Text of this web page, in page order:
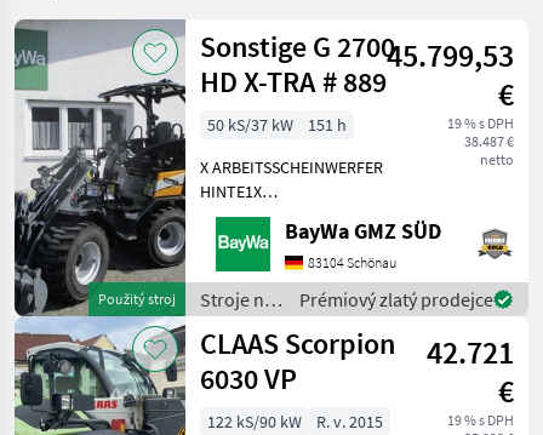
Zobrazit
37
MARKETPLACE
Marketplace
Nabídky
prodejců
Inzeráty
Použitý stroj
Sonstige G 2700
HD X-TRA # 889
45.799,53
€
19 % s DPH
38.487 €
netto
50 kS/37 kW
151 h
X ARBEITSSCHEINWERFER
HINTE1X
ARBEITSSCHEINWERFER
VORNE1X
HECKGEWICHTSPLATTE 62
KG1X
HYDRAULIKKREISLAUF
DPPPEL31X15.50-15
SKIDDATENBESCHEINIGUNG
BRD 20 KMDRUCKFREIER
BayWa GMZ SÜD
83104 Schönau
Stroje na
stavbu /
Sonstige
Prémiový zlatý prodejce
CLAAS Scorpion
6030 VP
42.721
€
19 % s DPH
122 kS/90 kW
R. v. 2015